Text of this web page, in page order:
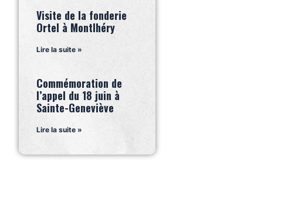
Visite de la fonderie
Ortel à Montlhéry
Lire la suite »
Commémoration de
l’appel du 18 juin à
Sainte-Geneviève
Lire la suite »